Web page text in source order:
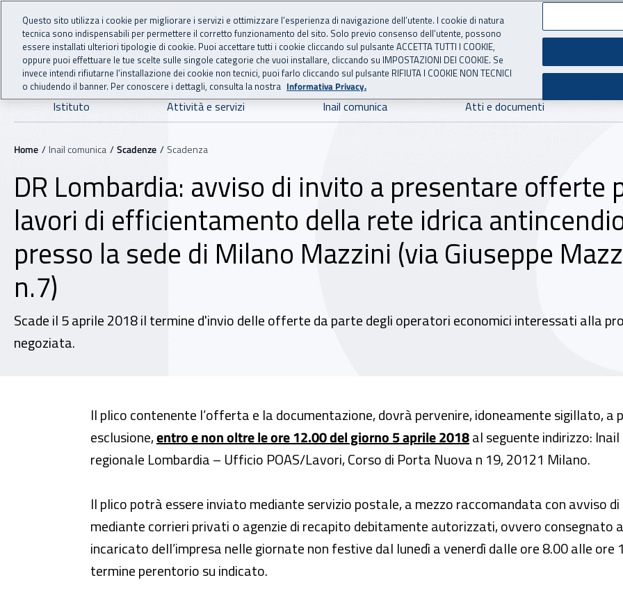
Vai al menu principale
Vai al contenuto principale
INAIL - Istituto Nazionale per l'Assicurazione
Navigazione principale
Istituto Attività e servizi Inail comunica Atti e documenti
Navigazione - Ti trovi in:
Home Inail comunica Scadenze Scadenza
DR Lombardia: avviso di invito a presentare offerte
lavori di efficientamento della rete idrica
presso la sede di Milano Mazzini (via Giuseppe
n.7)
Scade il 5 aprile 2018 il termine d'invio delle offerte da parte degli operatori economici interessati alla
negoziata.
Il plico contenente l’offerta e la documentazione, dovrà pervenire, idoneamente sigillato, a
esclusione,entro e non oltre le ore 12.00 del giorno 5 aprile 2018al seguente indirizzo:
regionale Lombardia – Ufficio POAS/Lavori, Corso di Porta Nuova n 19, 20121 Milano.
Il plico potrà essere inviato mediante servizio postale, a mezzo raccomandata con avviso
mediante corrieri privati o agenzie di recapito debitamente autorizzati, ovvero consegnato
incaricato dell’impresa nelle giornate non festive dal lunedì a venerdì dalle ore 8.00 alle ore
termine perentorio su indicato.
Questo sito utilizza i cookie per migliorare i servizi e ottimizzare l’esperienza di navigazione dell’utente. I cookie di natura
tecnica sono indispensabili per permettere il corretto funzionamento del sito. Solo previo consenso dell’utente, possono
essere installati ulteriori tipologie di cookie. Puoi accettare tutti i cookie cliccando sul pulsante ACCETTA TUTTI I COOKIE,
oppure puoi effettuare le tue scelte sulle singole categorie che vuoi installare, cliccando su IMPOSTAZIONI DEI COOKIE. Se
invece intendi rifiutarne l’installazione dei cookie non tecnici, puoi farlo cliccando sul pulsante RIFIUTA I COOKIE NON TECNICI
o chiudendo il banner. Per conoscere i dettagli, consulta la nostra Informativa Privacy.